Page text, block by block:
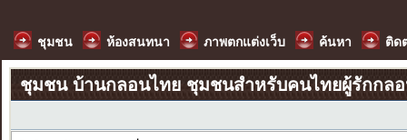
ชุมชน ห้องสนทนา ภาพตกแต่งเว็บ ค้นหา ติด
ชุมชน บ้านกลอนไทย ชุมชนสำหรับคนไทยผู้รักกล